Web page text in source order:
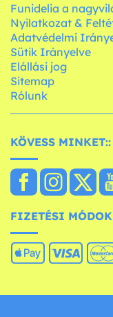
Funidelia a
Nyilatkozat &
Adatvédelmi
Sütik Irányelve
Elállási jog
Sitemap
Rólunk
KÖVESS MINKET::
FIZETÉSI